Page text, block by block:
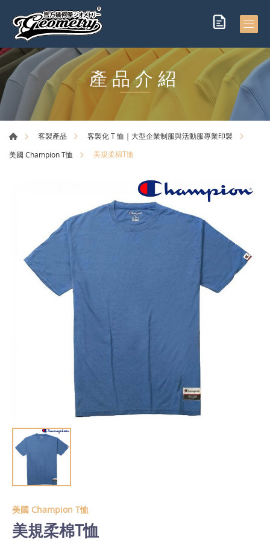
產品介紹
客製產品
客製化 T 恤｜大型企業制服與活動服專業印製
美國 Champion T恤
美規柔棉T恤
美國 Champion T恤
美規柔棉T恤